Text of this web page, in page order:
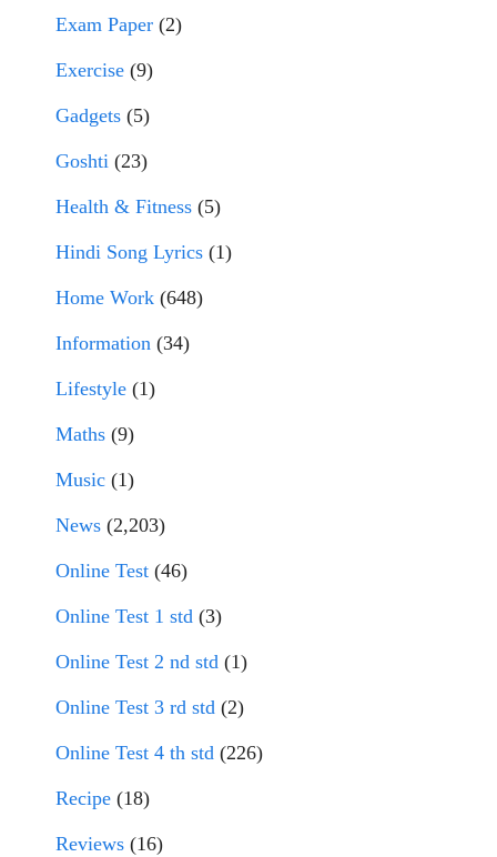
Exam Paper (2)
Exercise (9)
Gadgets (5)
Goshti (23)
Health & Fitness (5)
Hindi Song Lyrics (1)
Home Work (648)
Information (34)
Lifestyle (1)
Maths (9)
Music (1)
News (2,203)
Online Test (46)
Online Test 1 std (3)
Online Test 2 nd std (1)
Online Test 3 rd std (2)
Online Test 4 th std (226)
Recipe (18)
Reviews (16)